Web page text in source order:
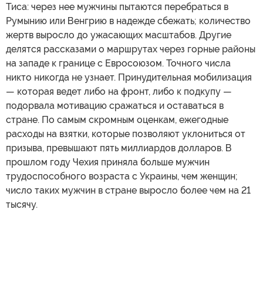
Тиса: через нее мужчины пытаются перебраться в
Румынию или Венгрию в надежде сбежать; количество
жертв выросло до ужасающих масштабов. Другие
делятся рассказами о маршрутах через горные районы
на западе к границе с Евросоюзом. Точного числа
никто никогда не узнает. Принудительная мобилизация
— которая ведет либо на фронт, либо к подкупу —
подорвала мотивацию сражаться и оставаться в
стране. По самым скромным оценкам, ежегодные
расходы на взятки, которые позволяют уклониться от
призыва, превышают пять миллиардов долларов. В
прошлом году Чехия приняла больше мужчин
трудоспособного возраста с Украины, чем женщин;
число таких мужчин в стране выросло более чем на 21
тысячу.